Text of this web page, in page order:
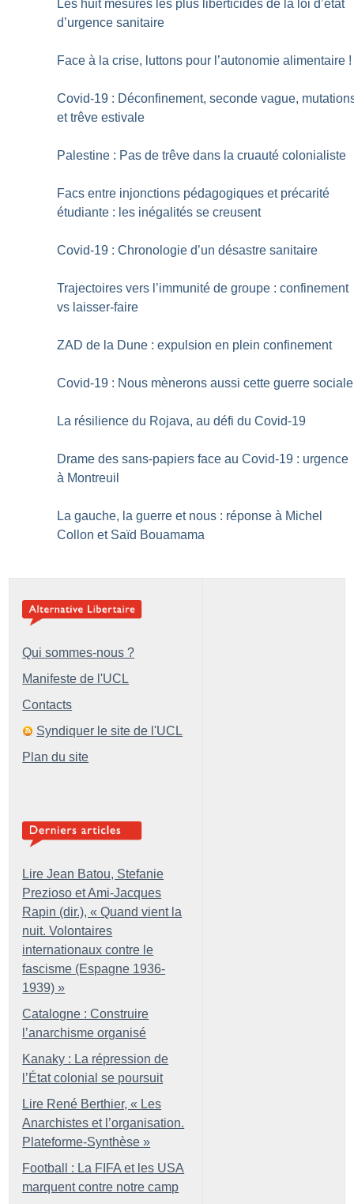
Les huit mesures les plus liberticides de la loi d’état
d’urgence sanitaire
Face à la crise, luttons pour l’autonomie alimentaire !
Covid-19 : Déconfinement, seconde vague,
et trêve estivale
Palestine : Pas de trêve dans la cruauté colonialiste
Facs entre injonctions pédagogiques et précarité
étudiante : les inégalités se creusent
Covid-19 : Chronologie d’un désastre sanitaire
Trajectoires vers l’immunité de groupe : confinement
vs laisser-faire
ZAD de la Dune : expulsion en plein confinement
Covid-19 : Nous mènerons aussi cette guerre sociale
La résilience du Rojava, au défi du Covid-19
Drame des sans-papiers face au Covid-19 : urgence
à Montreuil
La gauche, la guerre et nous : réponse à Michel
Collon et Saïd Bouamama
Qui sommes-nous ?
Manifeste de l'UCL
Contacts
Syndiquer le site de l'UCL
Plan du site
Lire Jean Batou, Stefanie
Prezioso et Ami-Jacques
Rapin (dir.), « Quand vient la
nuit. Volontaires
internationaux contre le
fascisme (Espagne 1936-
1939) »
Catalogne : Construire
l’anarchisme organisé
Kanaky : La répression de
l’État colonial se poursuit
Lire René Berthier, « Les
Anarchistes et l’organisation.
Plateforme-Synthèse »
Football : La FIFA et les USA
marquent contre notre camp